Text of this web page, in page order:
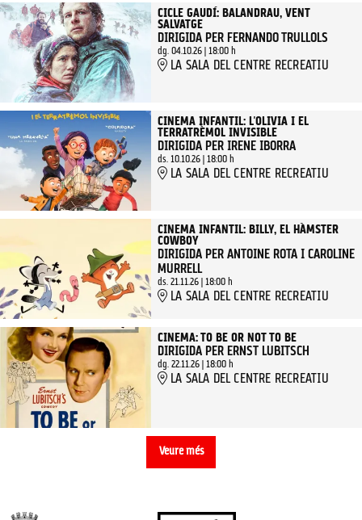
CICLE GAUDÍ: BALANDRAU, VENT
SALVATGE
DIRIGIDA PER FERNANDO TRULLOLS
dg. 04.10.26| 18:00 h
LA SALA DEL CENTRE RECREATIU
CINEMA INFANTIL: L'OLIVIA I EL
TERRATRÈMOL INVISIBLE
DIRIGIDA PER IRENE IBORRA
ds. 10.10.26| 18:00 h
LA SALA DEL CENTRE RECREATIU
CINEMA INFANTIL: BILLY, EL HÀMSTER
COWBOY
DIRIGIDA PER ANTOINE ROTA I CAROLINE
MURRELL
ds. 21.11.26| 18:00 h
LA SALA DEL CENTRE RECREATIU
CINEMA: TO BE OR NOT TO BE
DIRIGIDA PER ERNST LUBITSCH
dg. 22.11.26| 18:00 h
LA SALA DEL CENTRE RECREATIU
Veure més